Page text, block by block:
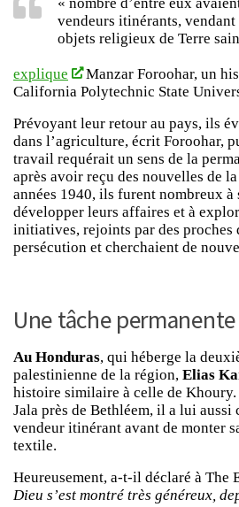
vendeurs itinérants,
objets religieux de Terre
explique
Manzar Foroohar, un
California Polytechnic State
Prévoyant leur retour au pays, ils
dans l’agriculture, écrit Foroohar,
travail requérait un sens de la
après avoir reçu des nouvelles de
années 1940, ils furent nombreux à
développer leurs affaires et à
initiatives, rejoints par des
persécution et cherchaient de
Une tâche permanente
Au Honduras, qui héberge la
palestinienne de la région, Elias
histoire similaire à celle de
Jala près de Bethléem, il a lui aussi
vendeur itinérant avant de monter
textile.
Heureusement, a-t-il déclaré à The
Dieu s’est montré très généreux,